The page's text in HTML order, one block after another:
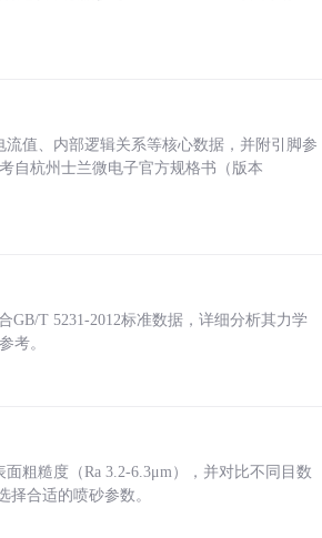
值、内部逻辑关系等核心数据，并附引脚参
自杭州士兰微电子官方规格书（版本
GB/T 5231-2012标准数据，详细分析其力学
考。
粗糙度（Ra 3.2-6.3μm），并对比不同目数
择合适的喷砂参数。